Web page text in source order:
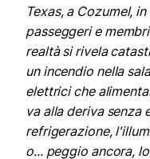
Texas, a Cozumel,
passeggeri e
realtà si rivela
un incendio nella
elettrici che
va alla deriva senza
refrigerazione,
o... peggio ancora,